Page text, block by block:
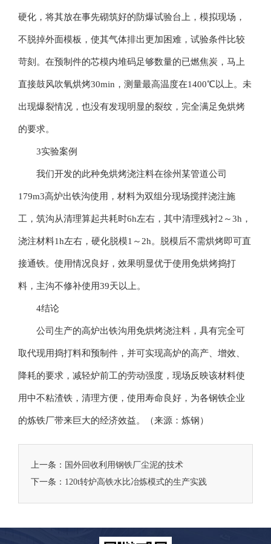
硬化，将其放在事先砌筑好的防爆试验台上，模拟现场，
不脱掉外面模板，使其气体排出更加困难，试验条件比较
苛刻。在预制件的芯模内堆码足够数量的已燃焦炭，马上
直接鼓风吹氧烘烤30min，测量最高温度在1400℃以上。未
出现爆裂情况，也没有发现明显的裂纹，完全满足免烘烤
的要求。
3实验案例
我们开发的此种免烘烤浇注料在徐州某管道公司
179m3高炉出铁沟使用，材料为双组分现场搅拌浇注施
工，筑沟从清理算起共耗时6h左右，其中清理残衬2～3h，
浇注材料1h左右，硬化脱模1～2h。脱模后不需烘烤即可直
接通铁。使用情况良好，效果明显优于使用免烘烤捣打
料，主沟不修补使用39天以上。
4结论
公司生产的高炉出铁沟用免烘烤浇注料，具有完全可
取代现用捣打料和预制件，并可实现高炉的高产、增效、
降耗的要求，减轻炉前工的劳动强度，现场反映该材料使
用中不粘渣铁，清理方便，使用寿命良好，为各钢铁企业
的炼铁厂带来巨大的经济效益。（来源：炼钢）
上一条： 国外回收利用钢铁厂尘泥的技术
下一条： 120t转炉高铁水比冶炼模式的生产实践